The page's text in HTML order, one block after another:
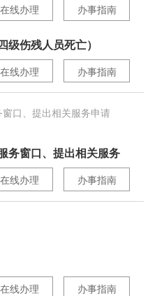
办事指南
在线办理
级伤残人员死亡）
办事指南
在线办理
口、提出相关服务申请
务窗口、提出相关服务
办事指南
在线办理
办事指南
在线办理